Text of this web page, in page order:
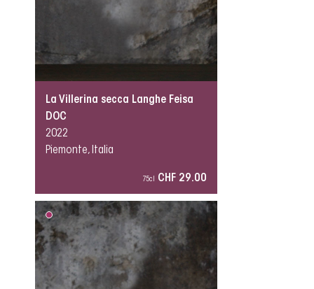
La Villerina secca Langhe Feisa
DOC
2022
Piemonte, Italia
75cl CHF 29.00